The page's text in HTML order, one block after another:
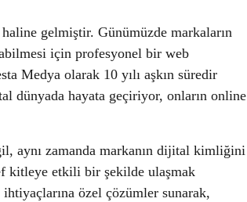
gelmiştir. Günümüzde markaların
için profesyonel bir web
Medya olarak 10 yılı aşkın süredir
dünyada hayata geçiriyor, onların online
aynı zamanda markanın dijital kimliğini
kitleye etkili bir şekilde ulaşmak
özel çözümler sunarak,